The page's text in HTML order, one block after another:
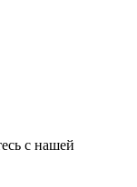
с нашей